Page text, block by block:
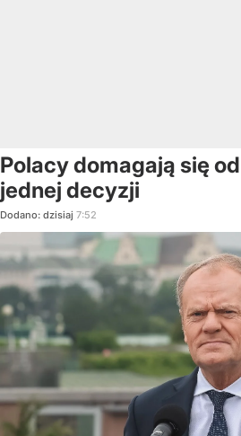
Polacy domagają się
jednej decyzji
Dodano: dzisiaj 7:52